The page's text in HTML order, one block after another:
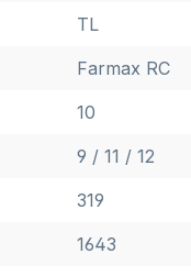
TL
Farmax RC
10
9 / 11 / 12
319
1643